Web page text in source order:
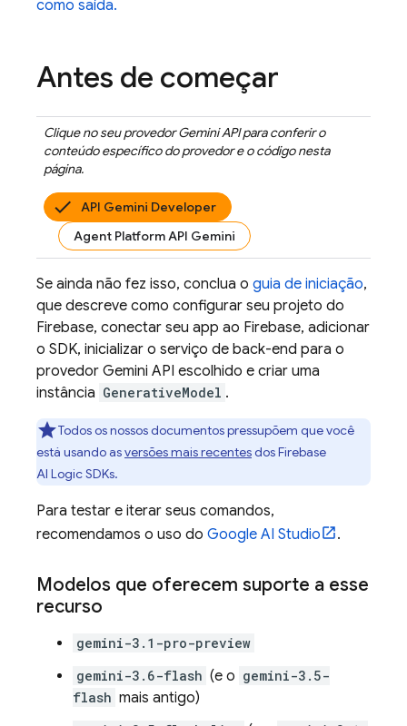
como saída.
Antes de começar
Clique no seu provedorGemini APIpara conferir o
conteúdo específico do provedor e o código nesta
página.
API Gemini Developer
Agent Platform API Gemini
Se ainda não fez isso, conclua o guia de iniciação,
que descreve como configurar seu projeto do
Firebase, conectar seu app ao Firebase, adicionar
o SDK, inicializar o serviço de back-end para o
provedor Gemini API escolhido e criar uma
instância GenerativeModel .
Todos os nossos documentos pressupõem que você
está usando asversões mais recentesdosFirebase
AI LogicSDKs.
Para testar e iterar seus comandos,
recomendamos o uso do Google AI Studio .
Modelos que oferecem suporte a esse
recurso
gemini-3.1-pro-preview
gemini-3.6-flash (e o gemini-3.5-
flash mais antigo)